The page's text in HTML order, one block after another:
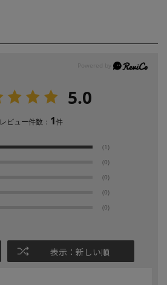
5.0
レビュー件数： 1件
(1)
(0)
(0)
(0)
(0)
表示：新しい順